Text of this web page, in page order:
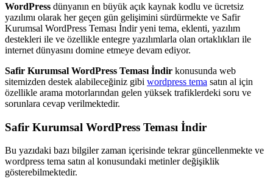
WordPress dünyanın en büyük açık kaynak kodlu ve ücretsiz
yazılımı olarak her geçen gün gelişimini sürdürmekte ve Safir
Kurumsal WordPress Teması İndir yeni tema, eklenti, yazılım
destekleri ile ve özellikle entegre yazılımlarla olan ortaklıkları ile
internet dünyasını domine etmeye devam ediyor.
Safir Kurumsal WordPress Teması İndir konusunda web
sitemizden destek alabileceğiniz gibi wordpress tema satın al için
özellikle arama motorlarından gelen yüksek trafiklerdeki soru ve
sorunlara cevap verilmektedir.
Safir Kurumsal WordPress Teması İndir
Bu yazıdaki bazı bilgiler zaman içerisinde tekrar güncellenmekte ve
wordpress tema satın al konusundaki metinler değişiklik
gösterebilmektedir.